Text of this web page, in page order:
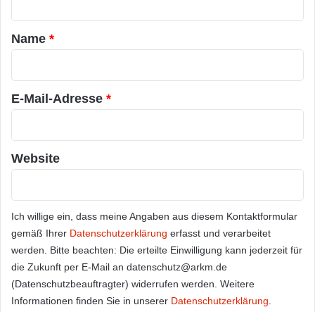
a
r
*
Name *
E-Mail-Adresse *
Website
Ich willige ein, dass meine Angaben aus diesem Kontaktformular
gemäß Ihrer Datenschutzerklärung erfasst und verarbeitet
werden. Bitte beachten: Die erteilte Einwilligung kann jederzeit für
die Zukunft per E-Mail an datenschutz@arkm.de
(Datenschutzbeauftragter) widerrufen werden. Weitere
Informationen finden Sie in unserer Datenschutzerklärung.